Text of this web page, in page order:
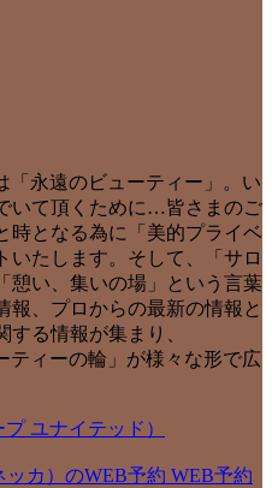
「永遠のビューティー」。い
いて頂くために…皆さまのご
時となる為に「美的プライベ
いたします。そして、「サロ
憩い、集いの場」という言葉
報、プロからの最新の情報と
る情報が集まり、
ティーの輪」が様々な形で広
WEB予約